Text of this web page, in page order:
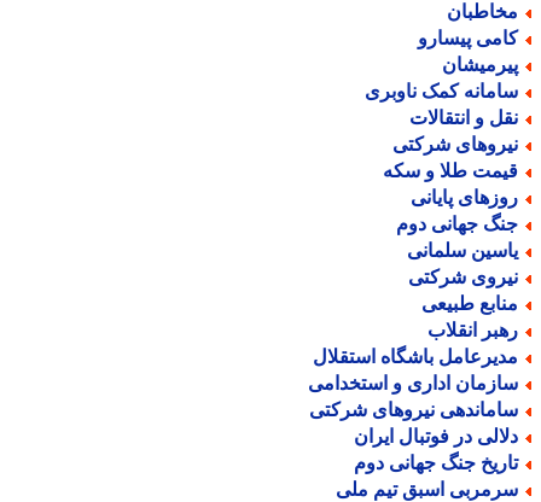
پیسارو
کمک ناوبری
و انتقالات
شرکتی
طلا و سکه
پایانی
جهانی دوم
سلمانی
شرکتی
طبیعی
انقلاب
باشگاه استقلال
اداری و استخدامی
نیروهای شرکتی
در فوتبال ایران
جنگ جهانی دوم
اسبق تیم ملی